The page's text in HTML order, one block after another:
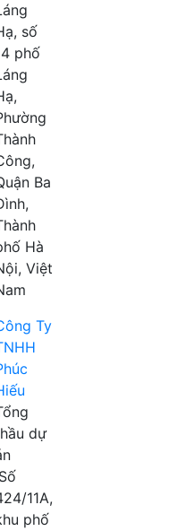
số
phố
Ba
Hà
Việt
Ty
dự
Số
11A,
phố